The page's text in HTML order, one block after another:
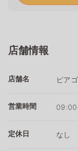
店舗情報
店舗名 ピア
営業時間
定休日 なし